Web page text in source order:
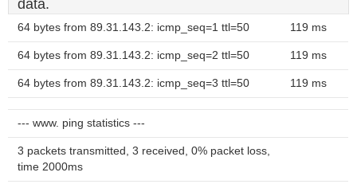
data.
64 bytes from 89.31.143.2: icmp_seq=1 ttl=50 119 ms
64 bytes from 89.31.143.2: icmp_seq=2 ttl=50 119 ms
64 bytes from 89.31.143.2: icmp_seq=3 ttl=50 119 ms
--- www. ping statistics ---
3 packets transmitted, 3 received, 0% packet loss,
time 2000ms